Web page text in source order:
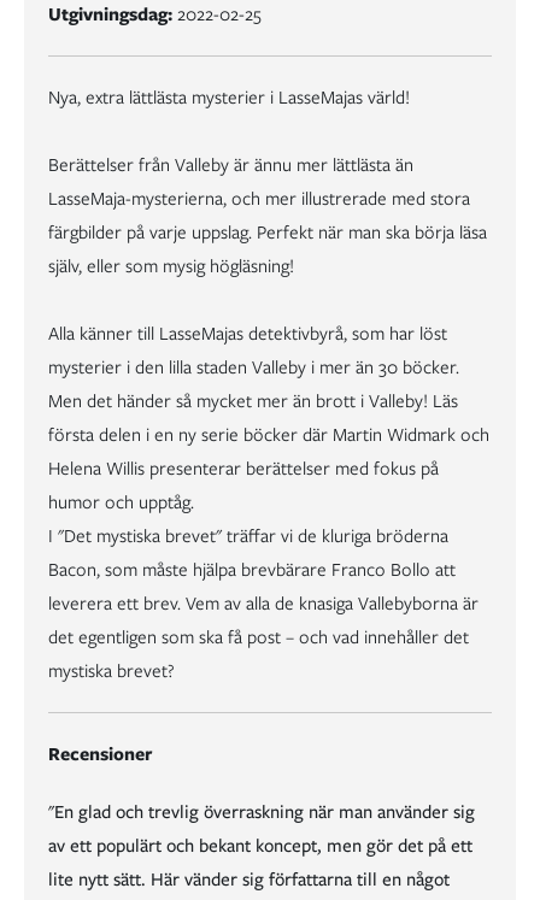
Utgivningsdag:2022-02-25
Nya, extra lättlästa mysterier i LasseMajas värld!
Berättelser från Valleby är ännu mer lättlästa än
LasseMaja-mysterierna, och mer illustrerade med stora
färgbilder på varje uppslag. Perfekt när man ska börja läsa
själv, eller som mysig högläsning!
Alla känner till LasseMajas detektivbyrå, som har löst
mysterier i den lilla staden Valleby i mer än 30 böcker.
Men det händer så mycket mer än brott i Valleby! Läs
första delen i en ny serie böcker där Martin Widmark och
Helena Willis presenterar berättelser med fokus på
humor och upptåg.
I "Det mystiska brevet" träffar vi de kluriga bröderna
Bacon, som måste hjälpa brevbärare Franco Bollo att
leverera ett brev. Vem av alla de knasiga Vallebyborna är
det egentligen som ska få post – och vad innehåller det
mystiska brevet?
Recensioner
"En glad och trevlig överraskning när man använder sig
av ett populärt och bekant koncept, men gör det på ett
lite nytt sätt. Här vänder sig författarna till en något